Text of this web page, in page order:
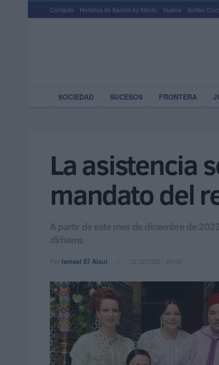
Contacto Horarios de Barcos by Kikoto Vuelos Sorteo
SOCIEDAD SUCESOS FRONTERA
La asistencia
mandato del
A partir de este mes de diciembre de
dírhams
Por Ismael El Alaui 12/12/2023 - 20:05